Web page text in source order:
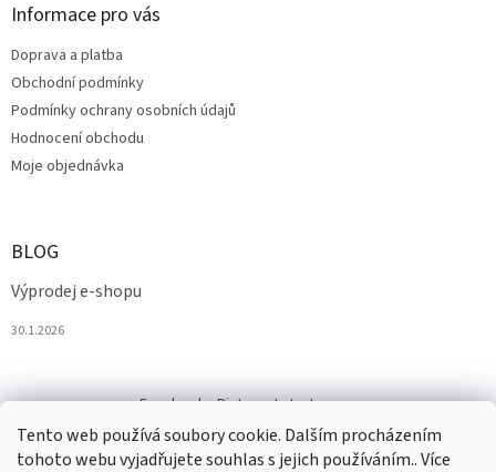
Tento web používá soubory cookie. Dalším procházením
tohoto webu vyjadřujete souhlas s jejich používáním.. Více
Informace pro vás
Doprava a platba
Obchodní podmínky
Podmínky ochrany osobních údajů
Hodnocení obchodu
Moje objednávka
BLOG
Výprodej e-shopu
30.1.2026
Facebook Pinterest Instagram